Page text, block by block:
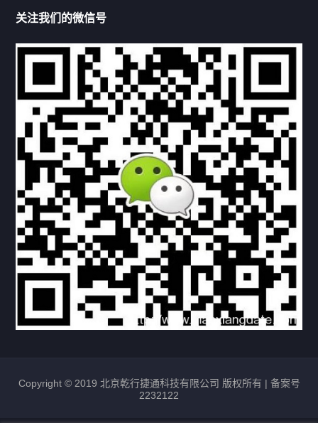
机构链接
联系方式 关于我们
下载与支持
资料下载 视频中心
常见问题
购买流程 版权条款
北京乾行捷通荣获阿里巴巴国际站多项年度荣誉，持续引
领ICT与AI行业发展
2025/12/22 532 新闻中心 信创服务器国产服务器
唯一非北美厂商！华为入选2024年Gartner®企业网络技
关注我们的微信号
Copyright © 2019 北京乾行捷通科技有限公司 版权所有 | 备案号
2232122